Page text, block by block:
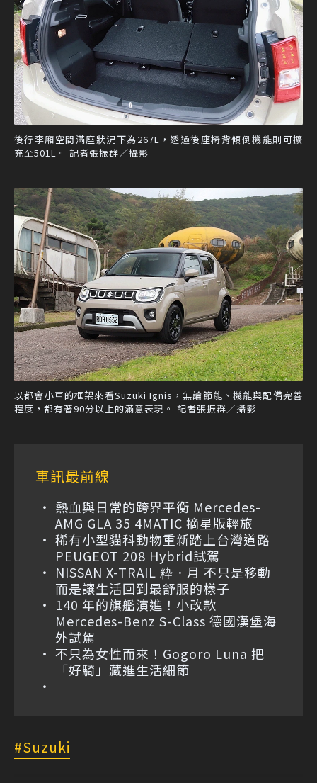
後行李廂空間滿座狀況下為267L，透過後座椅背傾倒機能則可擴
充至501L。 記者張振群／攝影
以都會小車的框架來看Suzuki Ignis，無論節能、機能與配備完善
程度，都有著90分以上的滿意表現。 記者張振群／攝影
車訊最前線
熱血與日常的跨界平衡 Mercedes-
AMG GLA 35 4MATIC 摘星版輕旅
稀有小型貓科動物重新踏上台灣道路
PEUGEOT 208 Hybrid試駕
NISSAN X-TRAIL 粋．月 不只是移動
而是讓生活回到最舒服的樣子
140 年的旗艦演進！小改款
Mercedes-Benz S-Class 德國漢堡海
外試駕
不只為女性而來！Gogoro Luna 把
「好騎」藏進生活細節
Suzuki